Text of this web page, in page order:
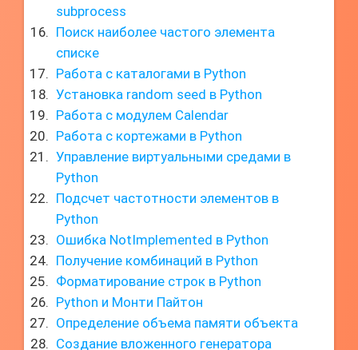
subprocess
Поиск наиболее частого элемента
списке
Работа с каталогами в Python
Установка random seed в Python
Работа с модулем Calendar
Работа с кортежами в Python
Управление виртуальными средами в
Python
Подсчет частотности элементов в
Python
Ошибка NotImplemented в Python
Получение комбинаций в Python
Форматирование строк в Python
Python и Монти Пайтон
Определение объема памяти объекта
Создание вложенного генератора